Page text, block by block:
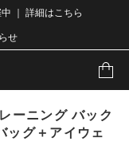
｜ 詳細はこちら
せ
ーニング バック
ッグ＋アイウェ